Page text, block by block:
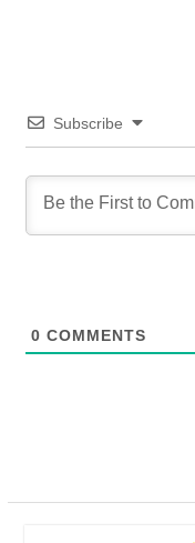
Subscribe
0 COMMENTS